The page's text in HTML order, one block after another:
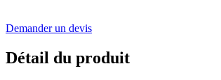
Demander un devis
Détail du produit